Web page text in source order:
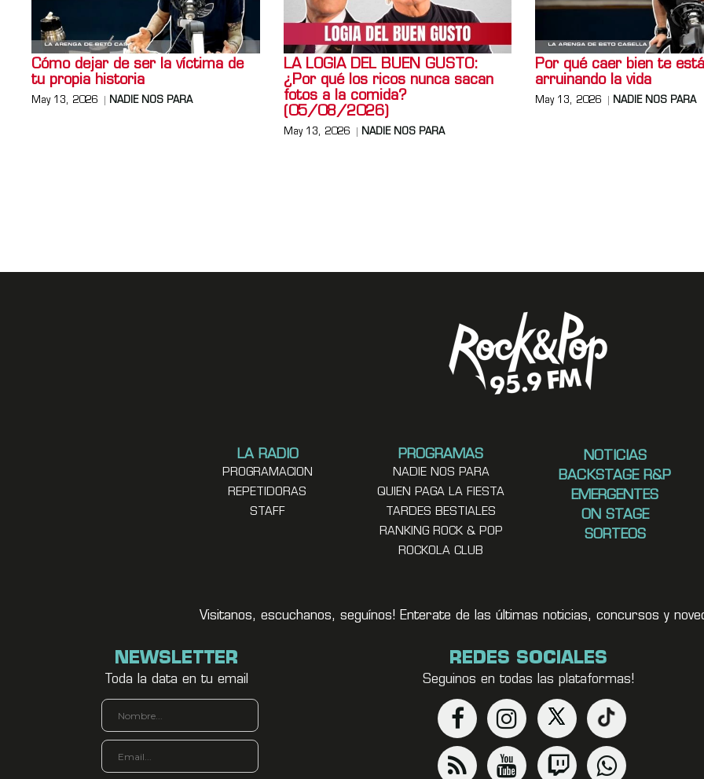
Cómo dejar de ser la víctima de
tu propia historia
May 13, 2026 NADIE NOS PARA
LA LOGIA DEL BUEN GUSTO:
¿Por qué los ricos nunca sacan
fotos a la comida?
(05/08/2026)
May 13, 2026 NADIE NOS PARA
Por qué caer bien te
arruinando la vida
May 13, 2026 NADIE NOS PARA
LA RADIO
PROGRAMACION
REPETIDORAS
STAFF
PROGRAMAS
NADIE NOS PARA
QUIEN PAGA LA FIESTA
TARDES BESTIALES
RANKING ROCK & POP
ROCKOLA CLUB
NOTICIAS
BACKSTAGE R&P
EMERGENTES
ON STAGE
SORTEOS
Visitanos, escuchanos, seguínos! Enterate de las últimas noticias, concursos y
NEWSLETTER
Toda la data en tu email
REDES SOCIALES
Seguinos en todas las plataformas!